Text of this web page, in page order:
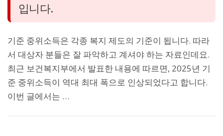
입니다.
기준 중위소득은 각종 복지 제도의 기준이 됩니다. 따라
서 대상자 분들은 잘 파악하고 계셔야 하는 자료인데요.
최근 보건복지부에서 발표한 내용에 따르면, 2025년 기
준 중위소득이 역대 최대 폭으로 인상되었다고 합니다.
이번 글에서는 …